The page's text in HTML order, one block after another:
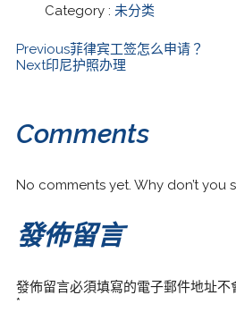
Category : 未分类
Previous菲律宾工签怎么申请？
Next印尼护照办理
Comments
No comments yet. Why don’t you
發佈留言
發佈留言必須填寫的電子郵件地址不
*